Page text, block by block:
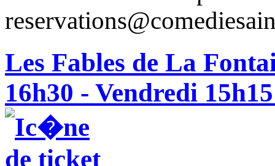
Les Fables de La
16h30 - Vendredi